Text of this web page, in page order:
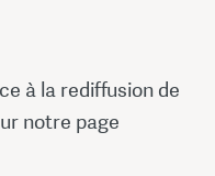
à la rediffusion de
notre page